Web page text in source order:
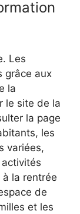
Les
grâce aux
la
le site de la
la page
les
variées,
activités
la rentrée
de
et les